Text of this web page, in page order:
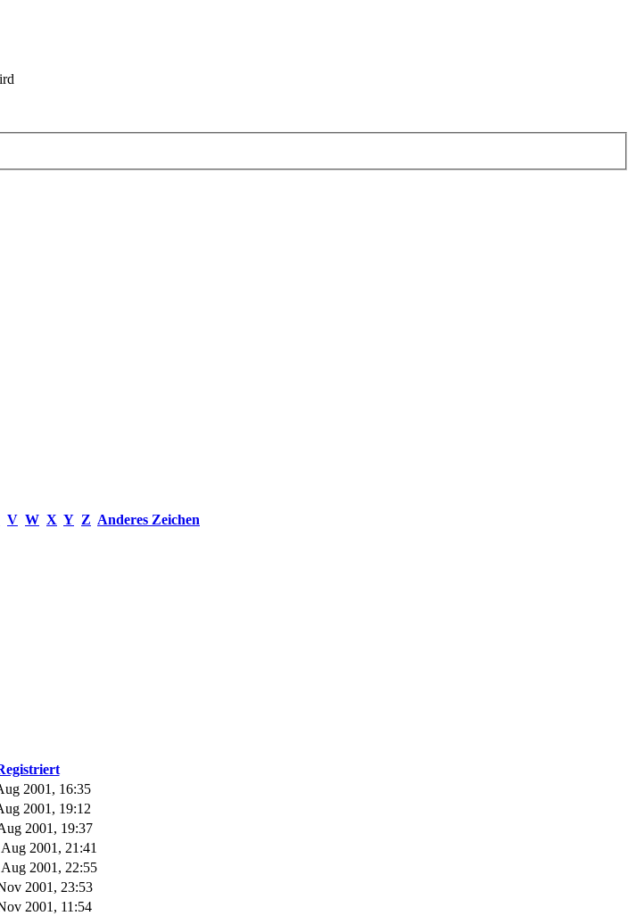
V W X Y Z Anderes Zeichen
2001, 16:35
2001, 19:12
2001, 19:37
2001, 21:41
2001, 22:55
2001, 23:53
2001, 11:54